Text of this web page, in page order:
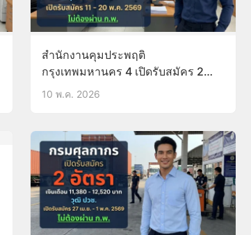
สำนักงานคุมประพฤติ
กรุงเทพมหานคร 4 เปิดรับสมัคร 2
อัตรา
10 พ.ค. 2026